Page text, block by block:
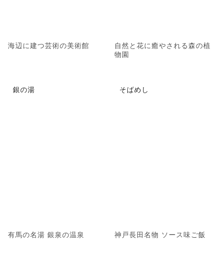
海辺に建つ芸術の美術館
自然と花に癒やされる森の植
物園
銀の湯
有馬の名湯 銀泉の温泉
そばめし
神戸長田名物 ソース味ご飯